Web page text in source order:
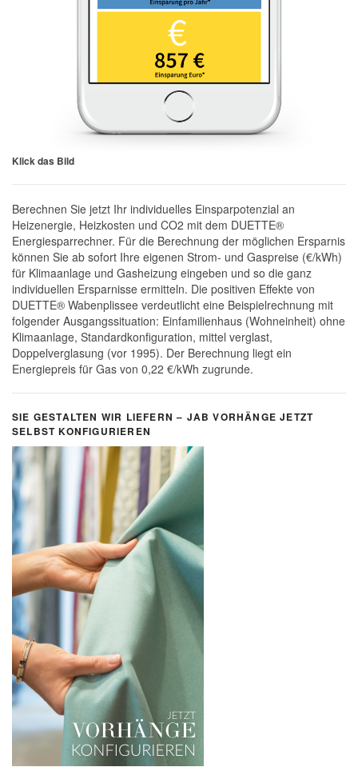
Klick das Bild
Berechnen Sie jetzt Ihr individuelles Einsparpotenzial an
Heizenergie, Heizkosten und CO2 mit dem DUETTE®
Energiesparrechner. Für die Berechnung der möglichen Ersparnis
können Sie ab sofort Ihre eigenen Strom- und Gaspreise (€/kWh)
für Klimaanlage und Gasheizung eingeben und so die ganz
individuellen Ersparnisse ermitteln. Die positiven Effekte von
DUETTE® Wabenplissee verdeutlicht eine Beispielrechnung mit
folgender Ausgangssituation: Einfamilienhaus (Wohneinheit) ohne
Klimaanlage, Standardkonfiguration, mittel verglast,
Doppelverglasung (vor 1995). Der Berechnung liegt ein
Energiepreis für Gas von 0,22 €/kWh zugrunde.
SIE GESTALTEN WIR LIEFERN – JAB VORHÄNGE JETZT
SELBST KONFIGURIEREN